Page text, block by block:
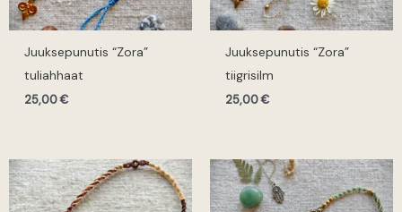
Juuksepunutis “Zora”
tuliahhaat
25,00€
Juuksepunutis “Zora”
tiigrisilm
25,00€